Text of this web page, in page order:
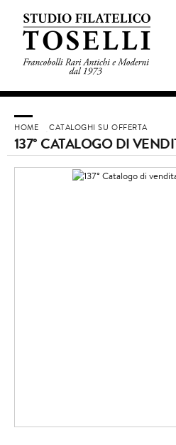
HOME CATALOGHI SU OFFERTA
137° CATALOGO DI